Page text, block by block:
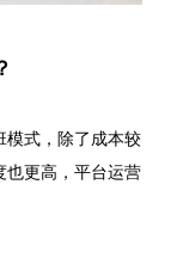
式，除了成本较
也更高，平台运营